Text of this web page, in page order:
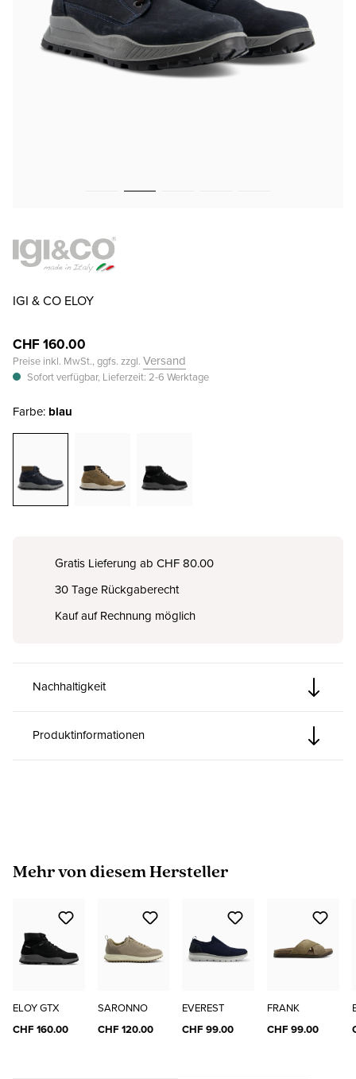
IGI & CO ELOY
CHF 160.00
Preise inkl. MwSt., ggfs. zzgl. Versand
Sofort verfügbar, Lieferzeit: 2-6 Werktage
Farbe: blau
Gratis Lieferung ab CHF 80.00
30 Tage Rückgaberecht
Kauf auf Rechnung möglich
Nachhaltigkeit
Produktinformationen
Produktgalerie überspringen
Mehr von diesem Hersteller
ELOY GTX
CHF 160.00
SARONNO
CHF 120.00
EVEREST
CHF 99.00
FRANK
CHF 99.00